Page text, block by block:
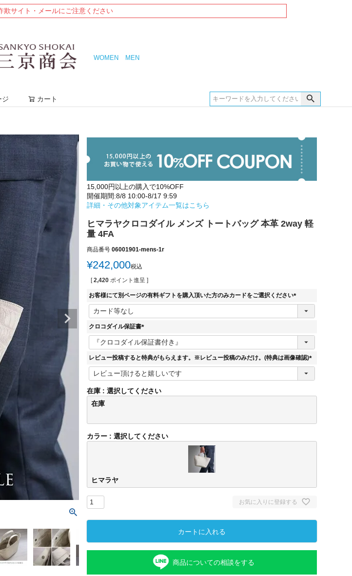
サイト・メールにご注意ください
WOMEN MEN
ジ カート
ヒマラヤ
15,000円以上の購入で10%OFF
開催期間:8/8 10:00-8/17 9:59
詳細・その他対象アイテム一覧はこちら
ヒマラヤクロコダイル メンズ トートバッグ 本革 2way 軽
量 4FA
商品番号 06001901-mens-1r
¥242,000税込
[ 2,420 ポイント進呈 ]
お客様にて別ページの有料ギフトを購入頂いた方のみカードをご選択ください
(
クロコダイル保証書
(
必
須
レビュー投稿すると特典がもらえます。※レビュー投稿のみだけ。(特典は画像確認)
(
)
在庫
選択してください
在庫
カラー 選択してください
ヒマラヤ
お気に入りに登録する
カートに入れる
商品についての相談をする